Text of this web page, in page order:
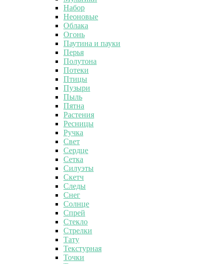
Набор
Неоновые
Облака
Огонь
Паутина и пауки
Перья
Полутона
Потеки
Птицы
Пузыри
Пыль
Пятна
Растения
Ресницы
Ручка
Свет
Сердце
Сетка
Силуэты
Скетч
Следы
Снег
Солнце
Спрей
Стекло
Стрелки
Тату
Текстурная
Точки